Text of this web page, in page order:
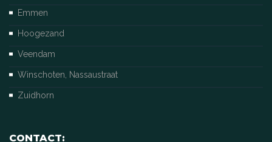
Emmen
Hoogezand
Veendam
Winschoten, Nassaustraat
Zuidhorn
CONTACT: